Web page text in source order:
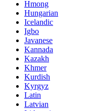
Hmong
Hungarian
Icelandic
Igbo
Javanese
Kannada
Kazakh
Khmer
Kurdish
Kyrgyz
Latin
Latvian